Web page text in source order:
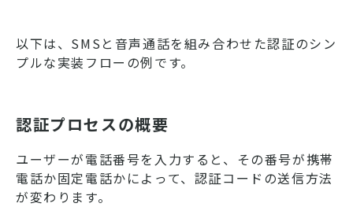
以下は、SMSと音声通話を組み合わせた認証のシン
プルな実装フローの例です。
認証プロセスの概要
ユーザーが電話番号を入力すると、その番号が携帯
電話か固定電話かによって、認証コードの送信方法
が変わります。